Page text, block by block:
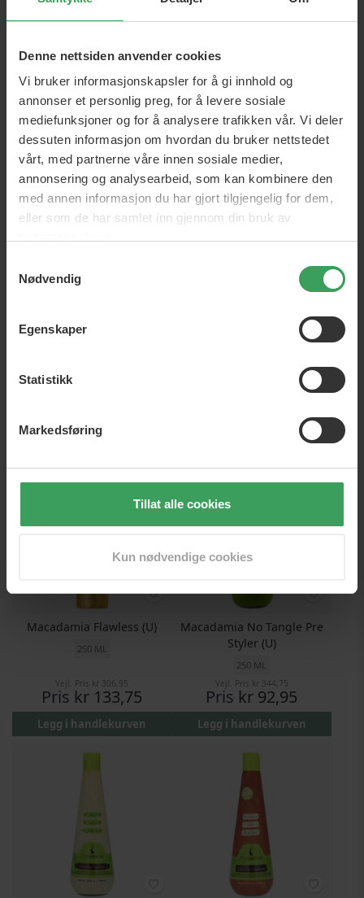
Denne nettsiden anvender cookies
Vi bruker informasjonskapsler for å gi innhold og
annonser et personlig preg, for å levere sosiale
mediefunksjoner og for å analysere trafikken vår. Vi deler
dessuten informasjon om hvordan du bruker nettstedet
vårt, med partnerne våre innen sosiale medier,
annonsering og analysearbeid, som kan kombinere den
med annen informasjon du har gjort tilgjengelig for dem,
eller som de har samlet inn gjennom din bruk av
Nødvendig
Egenskaper
Statistikk
Markedsføring
Tillat alle cookies
Kun nødvendige cookies
Vejl. Pris kr 280,25
Pris kr 187,25
Legg i handlekurven
Vejl. Pris kr 448,50
Priskr 223,50
Legg i handlekurven
Moisture Masque
Legg i handlekurven
Macadamia Weightless
Moisture Leave-In
Legg i handlekurven
Macadamia Flawless (U)
250 ML
Vejl. Pris kr 306,95
Pris kr 133,75
Legg i handlekurven
Macadamia No Tangle Pre
Styler (U)
250 ML
Vejl. Pris kr 344,75
Pris kr 92,95
Legg i handlekurven